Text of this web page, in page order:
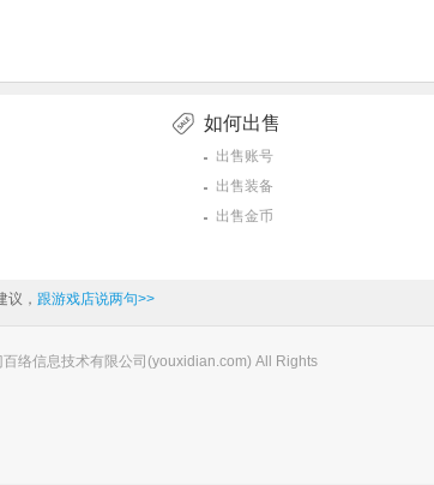
如何出售
出售账号
出售装备
出售金币
议， 跟游戏店说两句>>
络信息技术有限公司(youxidian.com) All Rights